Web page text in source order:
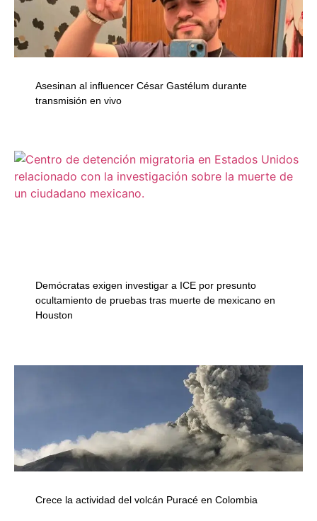
Asesinan al influencer César Gastélum durante
transmisión en vivo
Demócratas exigen investigar a ICE por presunto
ocultamiento de pruebas tras muerte de mexicano en
Houston
Crece la actividad del volcán Puracé en Colombia